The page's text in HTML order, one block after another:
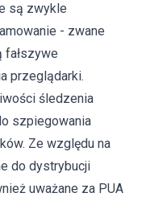
są zwykle
- zwane
fałszywe
przeglądarki.
śledzenia
szpiegowania
Ze względu na
do dystrybucji
uważane za PUA